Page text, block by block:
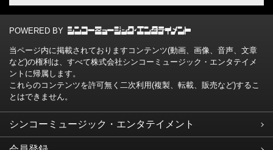
POWERED BY
当ページ内に掲載されておりますコンテンツ(動画、画像、音声、文章
など)の権利は、すべて株式会社シンコーミュージック・エンタテイメ
ントに帰属します。
これらのコンテンツを許可無く二次利用(複製、転載、販売など)するこ
とはできません。
シンコーミュージック・エンタテイメント